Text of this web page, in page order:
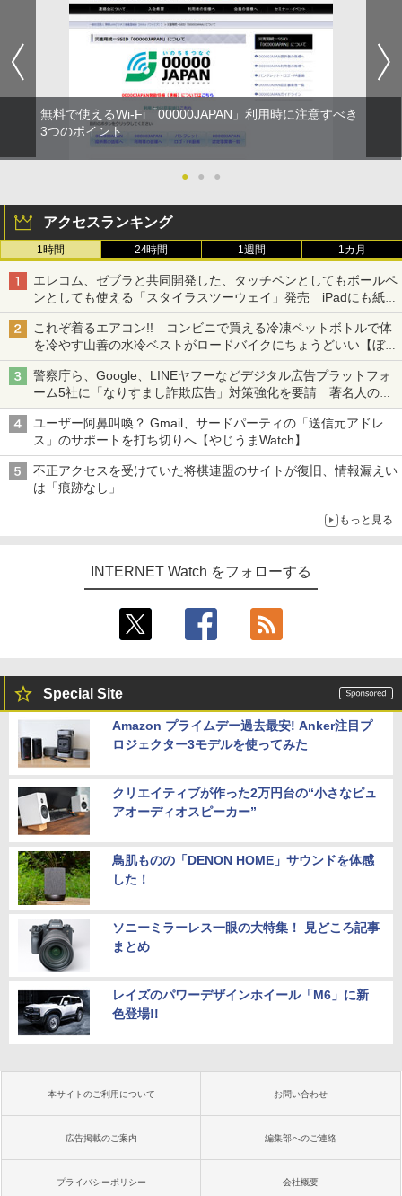
無料で使えるWi-Fi「00000JAPAN」利用時に注意すべき
3つのポイント
● ● ●
アクセスランキング
1時間 24時間 1週間 1カ月
エレコム、ゼブラと共同開発した、タッチペンとしてもボールペ
ンとしても使える「スタイラスツーウェイ」発売 iPadにも紙に
も、持ち替えずに書き込める
これぞ着るエアコン!! コンビニで買える冷凍ペットボトルで体
を冷やす山善の水冷ベストがロードバイクにちょうどいい【ぼっ
ち・ざ・ろーど！その14】【空いた時間でなにしてる？】
警察庁ら、Google、LINEヤフーなどデジタル広告プラットフォ
ーム5社に「なりすまし詐欺広告」対策強化を要請 著名人の写
真や映像を使った投資詐欺などへの対策として
ユーザー阿鼻叫喚？ Gmail、サードパーティの「送信元アドレ
ス」のサポートを打ち切りへ【やじうまWatch】
不正アクセスを受けていた将棋連盟のサイトが復旧、情報漏えい
は「痕跡なし」
もっと見る
INTERNET Watch をフォローする
Special Site
Amazon プライムデー過去最安! Anker注目プ
ロジェクター3モデルを使ってみた
クリエイティブが作った2万円台の“小さなピュ
アオーディオスピーカー”
鳥肌ものの「DENON HOME」サウンドを体感
した！
ソニーミラーレス一眼の大特集！ 見どころ記事
まとめ
レイズのパワーデザインホイール「M6」に新
色登場!!
本サイトのご利用について お問い合わせ
広告掲載のご案内 編集部へのご連絡
プライバシーポリシー 会社概要